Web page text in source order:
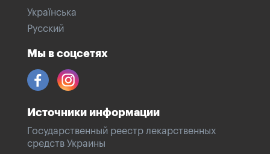
Українська
Русский
Мы в соцсетях
Источники информации
Государственный реестр лекарственных
средств Украины